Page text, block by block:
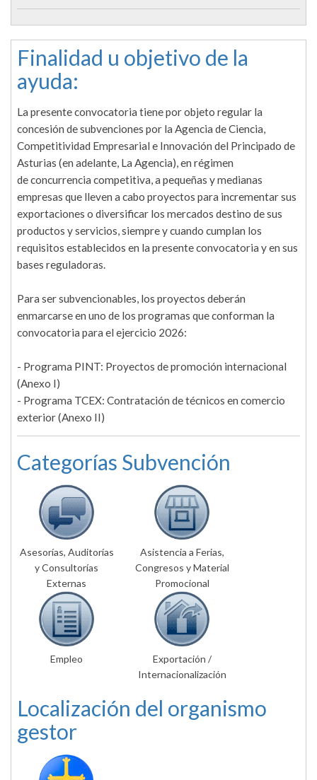
Finalidad u objetivo de la
ayuda:
La presente convocatoria tiene por objeto regular la
concesión de subvenciones por la Agencia de Ciencia,
Competitividad Empresarial e Innovación del Principado de
Asturias (en adelante, La Agencia), en régimen
de concurrencia competitiva, a pequeñas y medianas
empresas que lleven a cabo proyectos para incrementar sus
exportaciones o diversificar los mercados destino de sus
productos y servicios, siempre y cuando cumplan los
requisitos establecidos en la presente convocatoria y en sus
bases reguladoras.
Para ser subvencionables, los proyectos deberán
enmarcarse en uno de los programas que conforman la
convocatoria para el ejercicio 2026:
- Programa PINT: Proyectos de promoción internacional
(Anexo I)
- Programa TCEX: Contratación de técnicos en comercio
exterior (Anexo II)
Categorías Subvención
Asesorías, Auditorías
y Consultorías
Externas
Asistencia a Ferias,
Congresos y Material
Promocional
Empleo
Exportación /
Internacionalización
Localización del organismo
gestor